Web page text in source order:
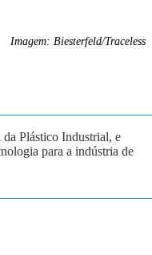
Imagem: Biesterfeld/Traceless
Plástico Industrial, e
para a indústria de